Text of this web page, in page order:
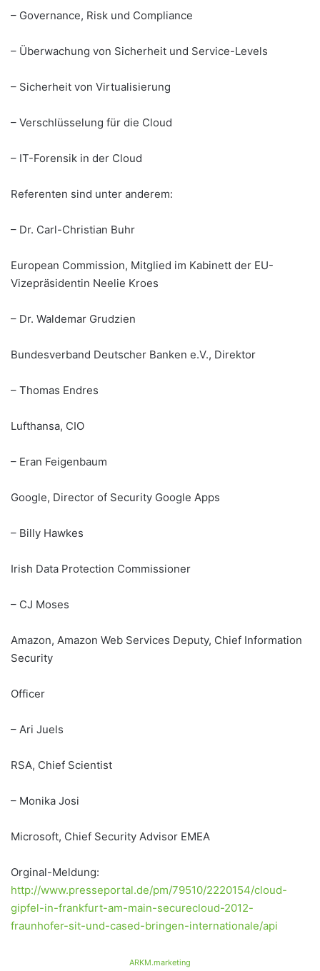
– Governance, Risk und Compliance
– Überwachung von Sicherheit und Service-Levels
– Sicherheit von Virtualisierung
– Verschlüsselung für die Cloud
– IT-Forensik in der Cloud
Referenten sind unter anderem:
– Dr. Carl-Christian Buhr
European Commission, Mitglied im Kabinett der EU-
Vizepräsidentin Neelie Kroes
– Dr. Waldemar Grudzien
Bundesverband Deutscher Banken e.V., Direktor
– Thomas Endres
Lufthansa, CIO
– Eran Feigenbaum
Google, Director of Security Google Apps
– Billy Hawkes
Irish Data Protection Commissioner
– CJ Moses
Amazon, Amazon Web Services Deputy, Chief Information
Security
Officer
– Ari Juels
RSA, Chief Scientist
– Monika Josi
Microsoft, Chief Security Advisor EMEA
Orginal-Meldung:
http://www.presseportal.de/pm/79510/2220154/cloud-
gipfel-in-frankfurt-am-main-securecloud-2012-
fraunhofer-sit-und-cased-bringen-internationale/api
ARKM.marketing